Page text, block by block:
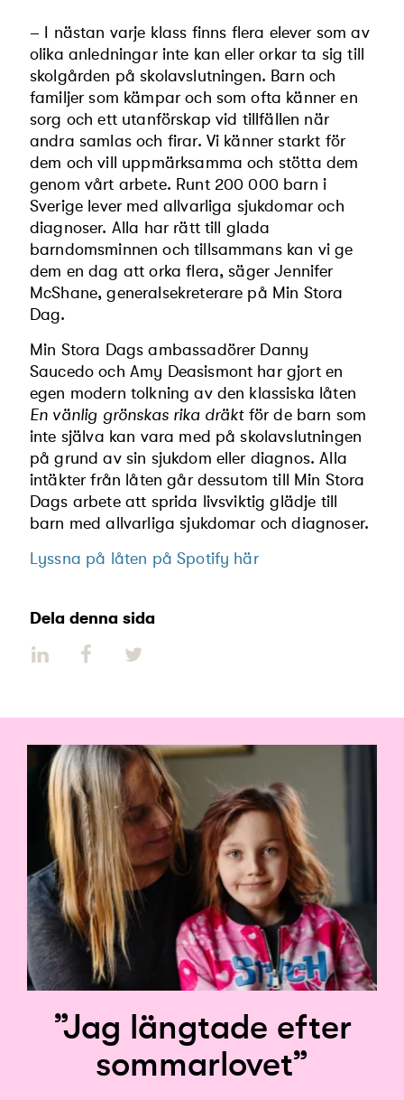
– I nästan varje klass finns flera elever som av
olika anledningar inte kan eller orkar ta sig till
skolgården på skolavslutningen. Barn och
familjer som kämpar och som ofta känner en
sorg och ett utanförskap vid tillfällen när
andra samlas och firar. Vi känner starkt för
dem och vill uppmärksamma och stötta dem
genom vårt arbete. Runt 200 000 barn i
Sverige lever med allvarliga sjukdomar och
diagnoser. Alla har rätt till glada
barndomsminnen och tillsammans kan vi ge
dem en dag att orka flera, säger Jennifer
McShane, generalsekreterare på Min Stora
Dag.
Min Stora Dags ambassadörer Danny
Saucedo och Amy Deasismont har gjort en
egen modern tolkning av den klassiska låten
En vänlig grönskas rika dräkt för de barn som
inte själva kan vara med på skolavslutningen
på grund av sin sjukdom eller diagnos. Alla
intäkter från låten går dessutom till Min Stora
Dags arbete att sprida livsviktig glädje till
barn med allvarliga sjukdomar och diagnoser.
Lyssna på låten på Spotify här
Dela denna sida
”Jag längtade efter
sommarlovet”